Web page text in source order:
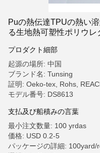
Puの熱伝達TPUの熱い
る生地熱可塑性ポリウレ
プロダクト細部
起源の場所: 中国
ブランド名: Tunsing
証明: Oeko-tex, Rohs,
モデル番号: DS8613
支払及び船積みの言葉
最小注文数量: 100 yrdas
価格: USD 0.2-5
パッケージの詳細: